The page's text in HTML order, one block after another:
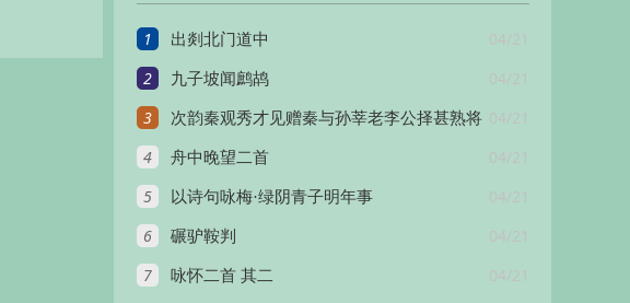
五首
十二首
1 04/21
出剡北门道中
2 04/21
九子坡闻鹧鸪
3 04/21
次韵秦观秀才见赠秦与孙莘老李公择甚熟将
入
4 04/21
舟中晚望二首
5 04/21
以诗句咏梅·绿阴青子明年事
6 04/21
碾驴鞍判
7 04/21
咏怀二首 其二